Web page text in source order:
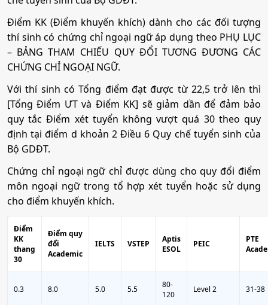
Điểm KK (Điểm khuyến khích) dành cho các đối tượng
thí sinh có chứng chỉ ngoại ngữ áp dụng theo PHỤ LỤC
– BẢNG THAM CHIẾU QUY ĐỔI TƯƠNG ĐƯƠNG CÁC
CHỨNG CHỈ NGOẠI NGỮ.
Với thí sinh có Tổng điểm đạt được từ 22,5 trở lên thì
[Tổng Điểm ƯT và Điểm KK] sẽ giảm dần để đảm bảo
quy tắc Điểm xét tuyển không vượt quá 30 theo quy
định tại điểm d khoản 2 Điều 6 Quy chế tuyển sinh của
Bộ GDĐT.
Chứng chỉ ngoại ngữ chỉ được dùng cho quy đổi điểm
môn ngoại ngữ trong tổ hợp xét tuyển hoặc sử dụng
cho điểm khuyến khích.
Điểm
KK
thang
30
Điểm quy
đổi
Academic
IELTS VSTEP
Aptis
ESOL
PEIC
PTE
0.3 8.0 5.0 5.5
80-
120
Level 2 31-38